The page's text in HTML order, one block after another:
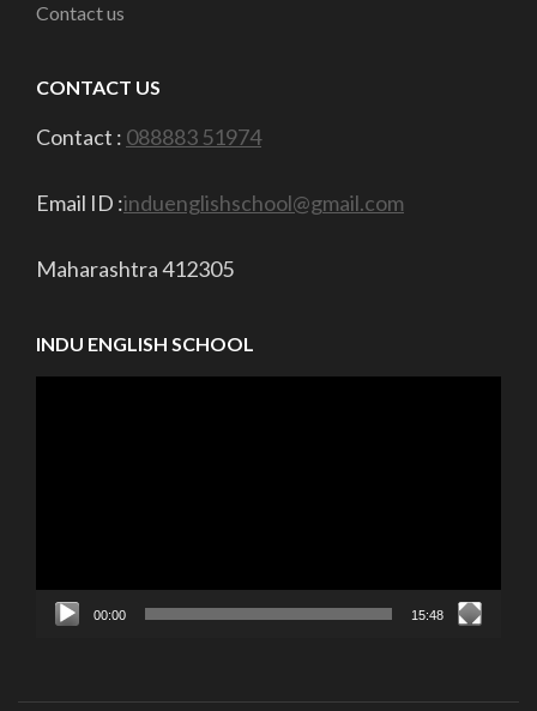
Contact us
CONTACT US
Contact : 088883 51974
Email ID :induenglishschool@gmail.com
Maharashtra 412305
INDU ENGLISH SCHOOL
00:00 15:48